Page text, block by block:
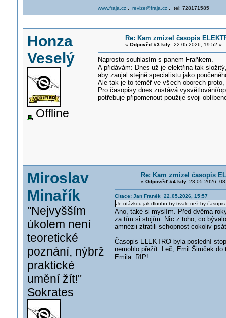
www.fraja.cz, revize@fraja.cz, tel: 728171585
Honza
Veselý
Offline
Re: Kam zmizel časopis
« Odpověď #3 kdy:22.05.2026, 19:52 »
Naprosto souhlasím s panem Fraňkem.
A přidávám: Dnes už je elektřina tak
aby zaujal stejně specialistu jako
Ale tak je to téměř ve všech oborech
Pro časopisy dnes zůstává vysvětlování/
potřebuje připomenout použije svoji
Miroslav
Minařík
"Nejvyšším
úkolem není
teoretické
poznání, nýbrž
praktické
umění žít!"
Sokrates
Re: Kam zmizel časopis
« Odpověď #4 kdy:23.05.2026,
Citace: Jan Franěk 22.05.2026, 15:57
Je otázkou jak dlouho by trvalo než by
Ano, také si myslím. Před dvěma
za tím si stojím. Nic z toho, co
amnézii ztratili schopnost cokoliv
Časopis ELEKTRO byla poslední
nemohlo přežít. Leč, Emil Širůček
Emila. RIP!